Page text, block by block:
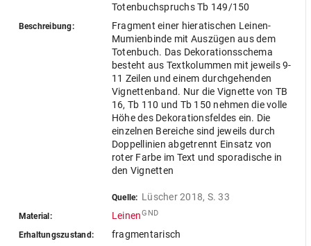
Totenbuchspruchs Tb 149/150
Beschreibung:
Fragment einer hieratischen Leinen-
Mumienbinde mit Auszügen aus dem
Totenbuch. Das Dekorationsschema
besteht aus Textkolummen mit jeweils 9-
11 Zeilen und einem durchgehenden
Vignettenband. Nur die Vignette von TB
16, Tb 110 und Tb 150 nehmen die volle
Höhe des Dekorationsfeldes ein. Die
einzelnen Bereiche sind jeweils durch
Doppellinien abgetrennt Einsatz von
roter Farbe im Text und sporadische in
den Vignetten
Quelle: Lüscher 2018, S. 33
Material: LeinenGND
Erhaltungszustand: fragmentarisch